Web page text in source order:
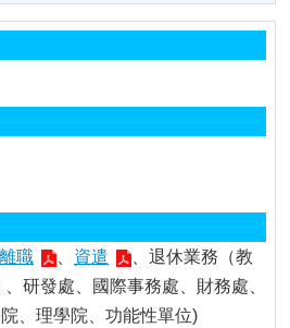
職 資遣
、退休業務（教
研發處、國際事務處、財務處、
、理學院、功能性單位)